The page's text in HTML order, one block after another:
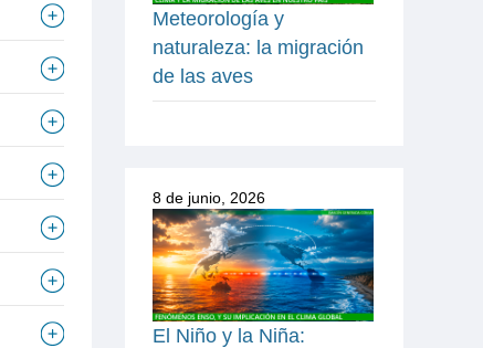
Meteorología y
naturaleza: la migración
de las aves
8 de junio, 2026
El Niño y la Niña: